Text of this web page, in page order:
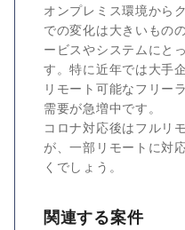
オンプレミス環境から
での変化は大きいもの
ービスやシステムにと
す。特に近年では大手
リモート可能なフリー
需要が急増中です。
コロナ対応後はフルリ
が、一部リモートに対
くでしょう。
関連する案件